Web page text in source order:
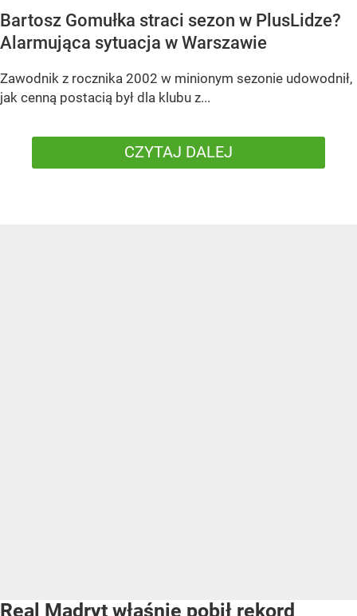
Bartosz Gomułka straci sezon w PlusLidze?
Alarmująca sytuacja w Warszawie
Zawodnik z rocznika 2002 w minionym sezonie udowodnił,
jak cenną postacią był dla klubu z...
CZYTAJ DALEJ
Real Madryt właśnie pobił rekord